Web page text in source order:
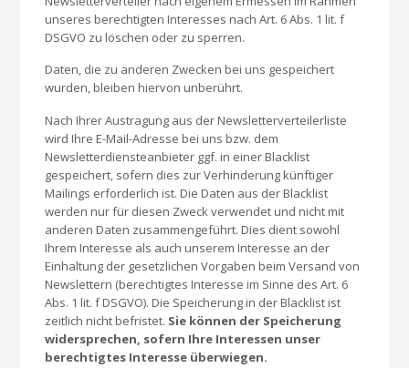
unseres berechtigten Interesses nach Art. 6 Abs. 1 lit. f
DSGVO zu löschen oder zu sperren.
Daten, die zu anderen Zwecken bei uns gespeichert
wurden, bleiben hiervon unberührt.
Nach Ihrer Austragung aus der Newsletterverteilerliste
wird Ihre E-Mail-Adresse bei uns bzw. dem
Newsletterdiensteanbieter ggf. in einer Blacklist
gespeichert, sofern dies zur Verhinderung künftiger
Mailings erforderlich ist. Die Daten aus der Blacklist
werden nur für diesen Zweck verwendet und nicht mit
anderen Daten zusammengeführt. Dies dient sowohl
Ihrem Interesse als auch unserem Interesse an der
Einhaltung der gesetzlichen Vorgaben beim Versand von
Newslettern (berechtigtes Interesse im Sinne des Art. 6
Abs. 1 lit. f DSGVO). Die Speicherung in der Blacklist ist
zeitlich nicht befristet. Sie können der Speicherung
widersprechen, sofern Ihre Interessen unser
berechtigtes Interesse überwiegen.